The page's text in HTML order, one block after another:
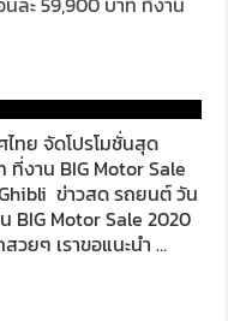
ไทย จัดโปรโมชั่นสุด
ที่งาน BIG Motor Sale
ข่าวสด รถยนต์ วัน
BIG Motor Sale 2020
ยๆ เราขอแนะนำ …